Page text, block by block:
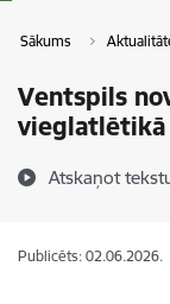
Sākums
Ventspils
vieglatlētikā
Atskaņot
Publicēts: 02.06.2026.